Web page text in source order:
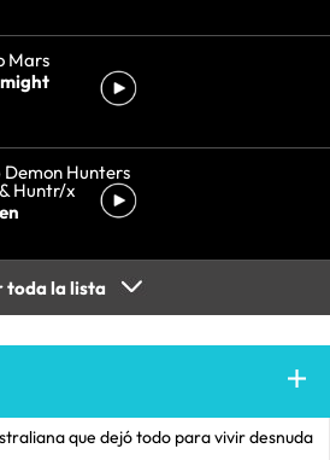
Mars
Demon Hunters
Huntr/x
toda la lista
que dejó todo para vivir desnuda